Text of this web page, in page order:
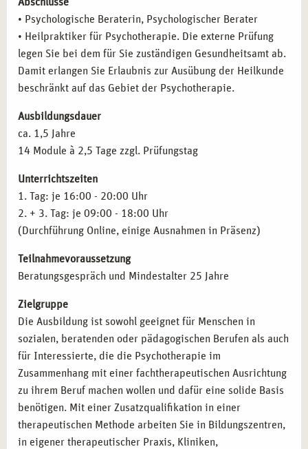
Eigene Praxis: Aufbau einer selbstständigen Tätigkeit
mit flexiblen Arbeitszeiten.
Therapie- und Gesundheitszentren: Mitarbeit in
sozialen Einrichtungen und Rehabilitationszentren.
Coaching und Beratung: Durchführung von Seminaren
Weiterbildung und Spezialisierung:
Bereichen wie Verhaltenstherapie, Traumatherapie oder
Kinder- und Jugendtherapie.
Lehrtätigkeit:Weitergabe Ihres Wissens in der
Erwachsenenbildung oder als Dozent.
QUALIFIKATIONEN NACH IHRER AUSBILDUNG
Mit erfolgreichem Abschluss können Sie folgende
Heilpraktiker für Psychotherapie:Zulassung zur
therapeutischen Arbeit nach bestandener Prüfung.
Psychologischer Berater:Kompetenzen zur
psychologischen Betreuung und Beratung.
STARTEN SIE MIT CAMPUS NATURALIS IN
MÜNCHEN DURCH
Psychischer und psychopathologischer Befund
Organisch bedingte Störungen
Substanzinduzierte Störungen
Schizophrenien
Aﬀektive Störungen
Neurotische Störungen
Persönlichkeitsstörungen
Intelligenzminderung
Entwicklungsstörungen
Störungen in Kindheit und Jugend
Prüfungstraining für die amtsärztliche Überprüfung
Gesetzeskunde
Therapieanträge
Inhalte der Fortbildung
• Psychologische Beraterin, Psychologischer Berater
• Heilpraktiker für Psychotherapie. Die externe Prüfung
legen Sie bei dem für Sie zuständigen Gesundheitsamt ab.
Damit erlangen Sie Erlaubnis zur Ausübung der Heilkunde
beschränkt auf das Gebiet der Psychotherapie.
Ausbildungsdauer
ca. 1,5 Jahre
14 Module à 2,5 Tage zzgl. Prüfungstag
Unterrichtszeiten
1. Tag: je 16:00 - 20:00 Uhr
2. + 3. Tag: je 09:00 - 18:00 Uhr
(Durchführung Online, einige Ausnahmen in Präsenz)
Teilnahmevoraussetzung
Beratungsgespräch und Mindestalter 25 Jahre
Zielgruppe
Die Ausbildung ist sowohl geeignet für Menschen in
sozialen, beratenden oder pädagogischen Berufen als auch
für Interessierte, die die Psychotherapie im
Zusammenhang mit einer fachtherapeutischen Ausrichtung
zu ihrem Beruf machen wollen und dafür eine solide Basis
benötigen. Mit einer Zusatzqualifikation in einer
therapeutischen Methode arbeiten Sie in Bildungszentren,
in eigener therapeutischer Praxis, Kliniken,